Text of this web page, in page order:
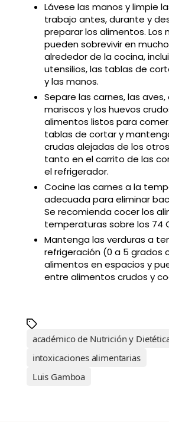
Lávese las manos y limpie
trabajo antes, durante y
preparar los alimentos. Los
pueden sobrevivir en
alrededor de la cocina,
utensilios, las tablas de
y las manos.
Separe las carnes, las
mariscos y los huevos
alimentos listos para
tablas de cortar y
crudas alejadas de los
tanto en el carrito de las
el refrigerador.
Cocine las carnes a la
adecuada para eliminar
Se recomienda cocer los
temperaturas sobre los 74
Mantenga las verduras a
refrigeración (0 a 5 grados
alimentos en espacios y
entre alimentos crudos y
académico de Nutrición y
intoxicaciones alimentarias
Luis Gamboa